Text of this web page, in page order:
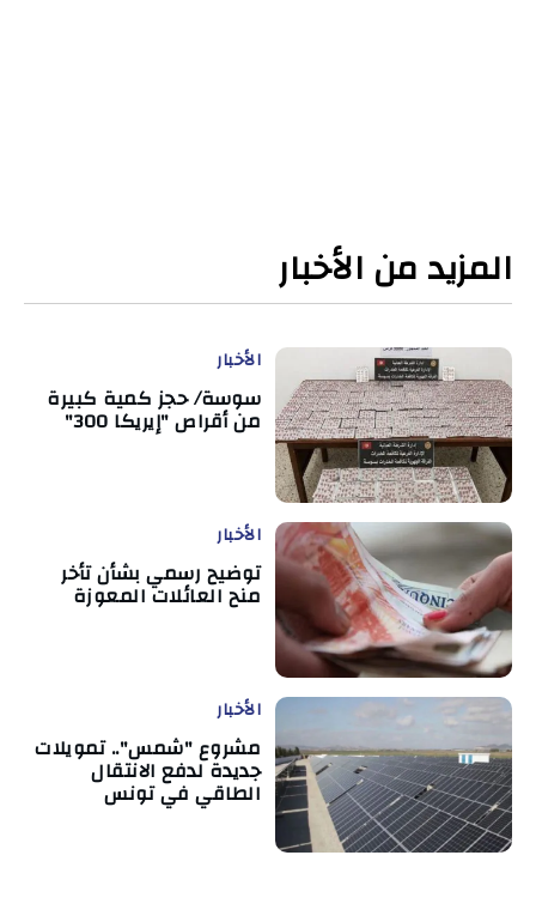
المزيد من الأخبار
الأخبار
سوسة/ حجز كمية كبيرة
من أقراص "إيريكا 300"
الأخبار
توضيح رسمي بشأن تأخر
منح العائلات المعوزة
الأخبار
مشروع "شمس".. تمويلات
جديدة لدفع الانتقال
الطاقي في تونس